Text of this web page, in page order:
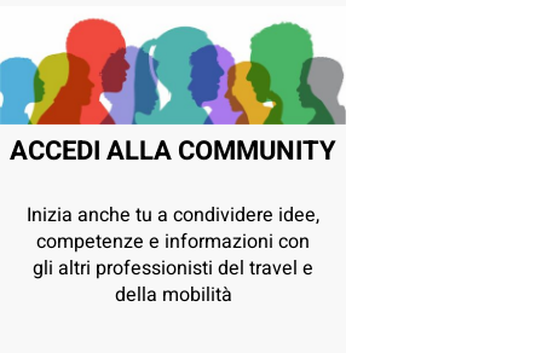
ACCEDI ALLA COMMUNITY
Inizia anche tu a condividere idee,
competenze e informazioni con
gli altri professionisti del travel e
della mobilità